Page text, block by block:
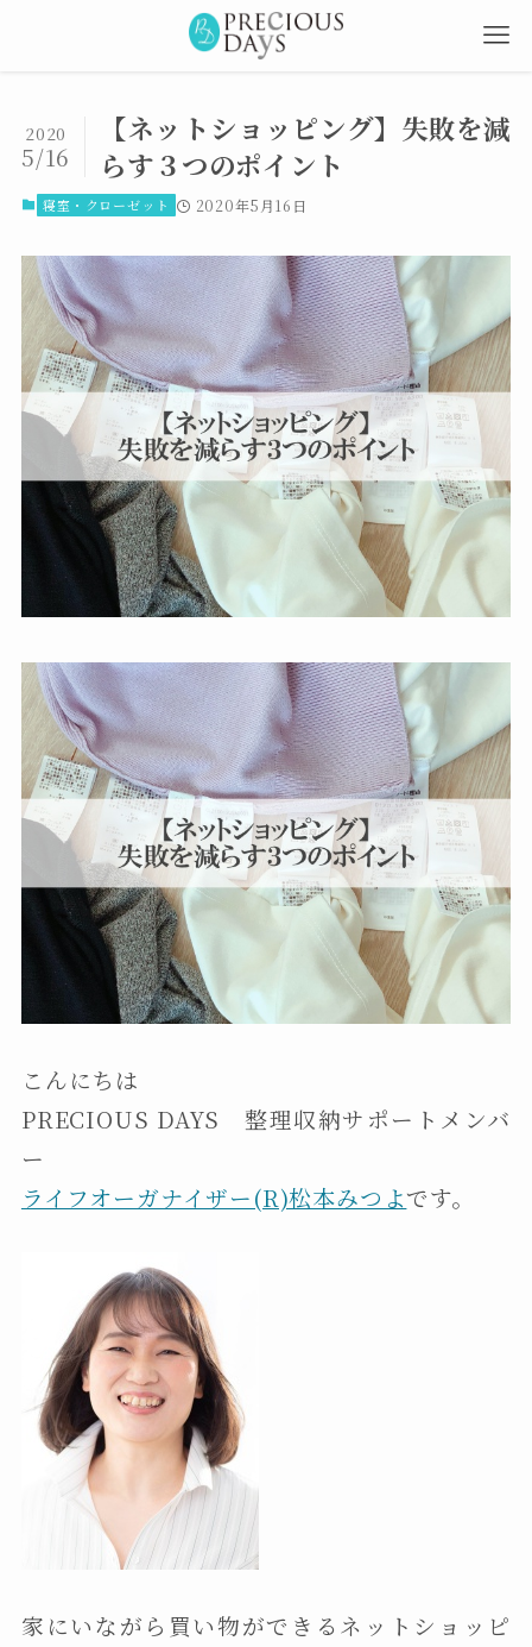
【ネットショッピング】失敗を減
らす３つのポイント
2020
5/16
寝室・クローゼット 2020年5月16日
こんにちは
PRECIOUS DAYS 整理収納サポートメンバ
ー
ライフオーガナイザー(R)松本みつよです。
家にいながら買い物ができるネットショッピ